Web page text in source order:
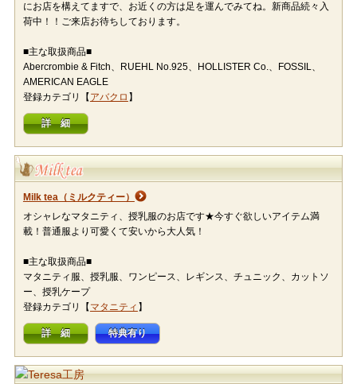
にお店を構えてますで、お近くの方は足を運んでみてね。新商品続々入
荷中！！ご来店お待ちしております。
■主な取扱商品■
Abercrombie & Fitch、RUEHL No.925、HOLLISTER Co.、FOSSIL、
AMERICAN EAGLE
登録カテゴリ【 アバクロ 】
詳 細
Milk tea（ミルクティー）
オシャレなマタニティ、授乳服のお店です★今すぐ欲しいアイテム満
載！普通服より可愛くて安いから大人気！
■主な取扱商品■
マタニティ服、授乳服、ワンピース、レギンス、チュニック、カットソ
ー、授乳ケープ
登録カテゴリ【 マタニティ 】
詳 細 特典有り